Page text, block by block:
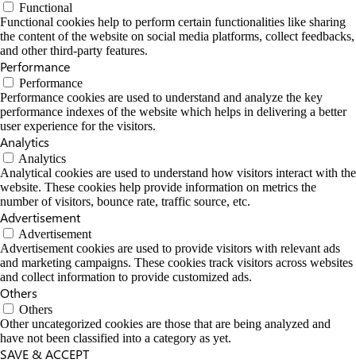
Functional
Functional cookies help to perform certain functionalities like sharing
the content of the website on social media platforms, collect feedbacks,
and other third-party features.
Performance
Performance
Performance cookies are used to understand and analyze the key
performance indexes of the website which helps in delivering a better
user experience for the visitors.
Analytics
Analytics
Analytical cookies are used to understand how visitors interact with the
website. These cookies help provide information on metrics the
number of visitors, bounce rate, traffic source, etc.
Advertisement
Advertisement
Advertisement cookies are used to provide visitors with relevant ads
and marketing campaigns. These cookies track visitors across websites
and collect information to provide customized ads.
Others
Others
Other uncategorized cookies are those that are being analyzed and
have not been classified into a category as yet.
SAVE & ACCEPT